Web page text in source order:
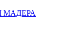
МАДЕРА